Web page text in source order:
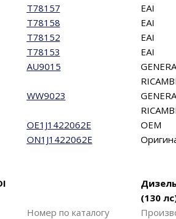
T78157
EAI
T78158
EAI
T78152
EAI
T78153
EAI
AU9015
WW9023
OE1J1422062E
OEM
ON1J1422062E
(130
Номер по каталогу